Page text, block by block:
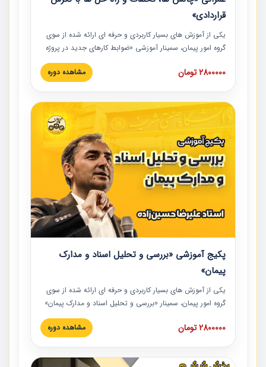
قراردادی»
یکی از آموزش‏‏‏‏‏‏ های بسیار کاربردی و حرفه‏ ای ارائه شده از سوی
گروه امور پیمان، سمینار آموزشی «ضوابط کارهای جدید در پروژه
های عمرانی» چالش ها، تخلفات و راه حل ها با نگرش قراردادی
است که در محل سندیکای شرکت های ساختمانی کشور ارائه شد.
مدارک پیمان به همراه تجربیات عملی ارائه شده است.
2800000 تومان مشاهده دوره
پکیج آموزشی «بررسی و تحلیل اسناد و مدارک
پیمان»
یکی از آموزش‏‏‏‏‏‏ های بسیار کاربردی و حرفه‏ ای ارائه شده از سوی
گروه امور پیمان، سمینار «بررسی و تحلیل اسناد و مدارک پیمان»
است که در دانشگاه صنعتی شریف ارائه شد. در این آموزش
نکات کلیدی مربوط به اسناد و مدارک پیمان، اولویت بندی اسناد
پیمان به همراه تجربیات عملی در این خصوص ارائه شده است.
2800000 تومان مشاهده دوره